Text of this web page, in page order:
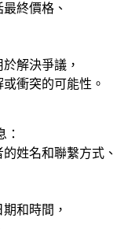
終價格、
解決爭議，
衝突的可能性。
：
姓名和聯繫方式、
和時間，